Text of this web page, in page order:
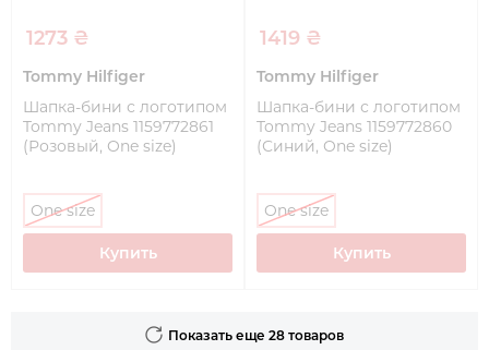
1273 ₴
Tommy Hilfiger
Шапка-бини с логотипом
Tommy Jeans 1159772861
(Розовый, One size)
One size
Купить
1419 ₴
Tommy Hilfiger
Шапка-бини с логотипом
Tommy Jeans 1159772860
(Синий, One size)
One size
Купить
Показать еще 28 товаров